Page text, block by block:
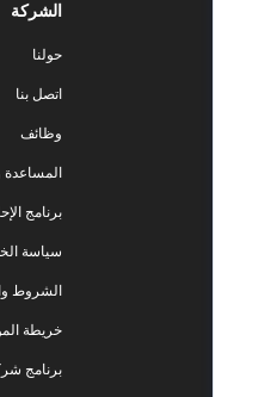
المساعدة والدعم
برنامج الإحالة
سياسة الخصوصية
الشروط والأحكام
خريطة الموقع
برنامج شركاء